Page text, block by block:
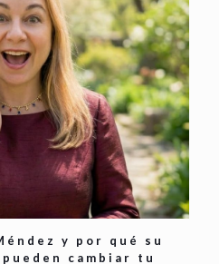
y por qué su
cambiar tu